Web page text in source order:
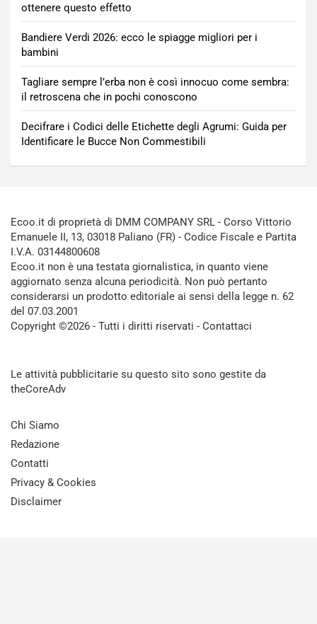
ottenere questo effetto
Bandiere Verdi 2026: ecco le spiagge migliori per i
bambini
Tagliare sempre l’erba non è così innocuo come sembra:
il retroscena che in pochi conoscono
Decifrare i Codici delle Etichette degli Agrumi: Guida per
Identificare le Bucce Non Commestibili
Ecoo.it di proprietà di DMM COMPANY SRL - Corso Vittorio
Emanuele II, 13, 03018 Paliano (FR) - Codice Fiscale e Partita
I.V.A. 03144800608
Ecoo.it non è una testata giornalistica, in quanto viene
aggiornato senza alcuna periodicità. Non può pertanto
considerarsi un prodotto editoriale ai sensi della legge n. 62
del 07.03.2001
Copyright ©2026 - Tutti i diritti riservati - Contattaci
Le attività pubblicitarie su questo sito sono gestite da
theCoreAdv
Chi Siamo
Redazione
Contatti
Privacy & Cookies
Disclaimer